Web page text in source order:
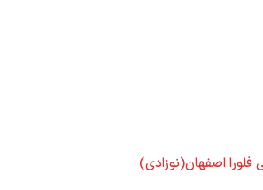
فلورا اصفهان(نوزادی)